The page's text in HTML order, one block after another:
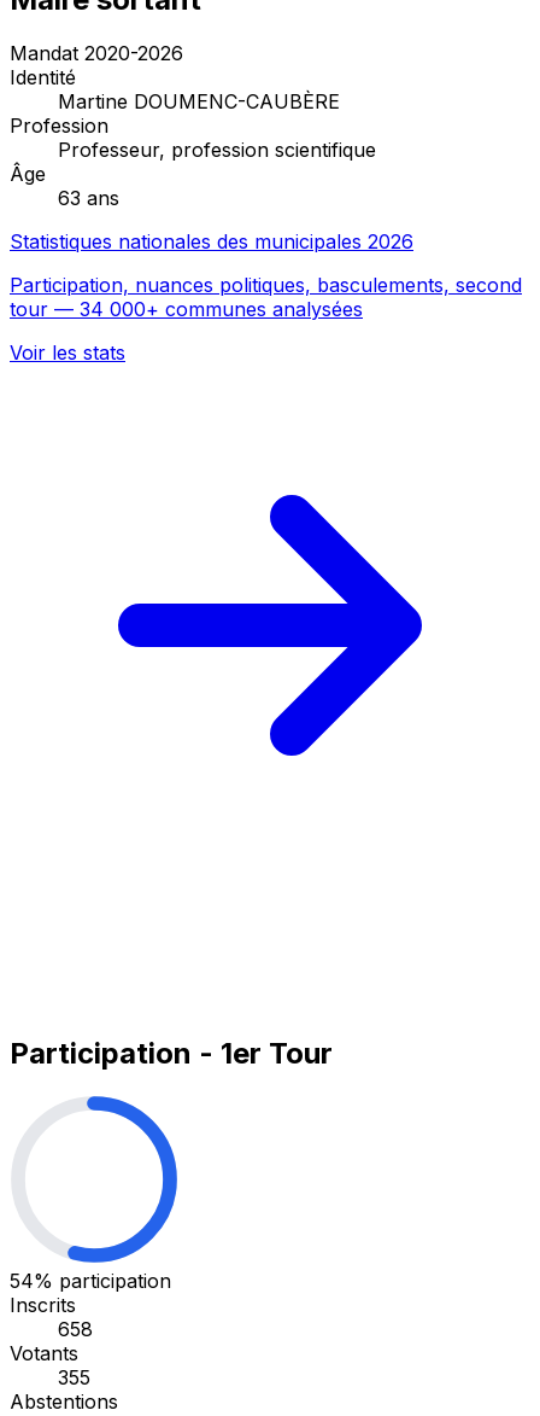
Mandat 2020-2026
Identité
Martine DOUMENC-CAUBÈRE
Profession
Professeur, profession scientifique
Âge
63 ans
Statistiques nationales des municipales 2026
Participation, nuances politiques, basculements, second
tour — 34 000+ communes analysées
Voir les stats
Participation - 1er Tour
54% participation
Inscrits
658
Votants
355
Abstentions